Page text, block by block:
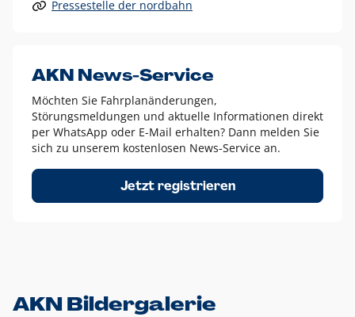
Alle anderen Logo-Varianten dürfen nur in Ausnahmefällen
Diese Ausnahmen sind zum Beispiel:
dem AKN Blau,
weißes Logo auf Fotohintergründen,
schwarzes Logo für reine Schwarz-Weiß-Umsetzungen
Um das Logo herum muss ein Schutzraum von jeweils einer
Höhe bzw. Breite des N aus AKN in alle Richtungen
Pressestelle der nordbahn
AKN News-Service
Möchten Sie Fahrplanänderungen,
Störungsmeldungen und aktuelle Informationen direkt
per WhatsApp oder E-Mail erhalten? Dann melden Sie
sich zu unserem kostenlosen News-Service an.
Jetzt registrieren
AKN Bildergalerie